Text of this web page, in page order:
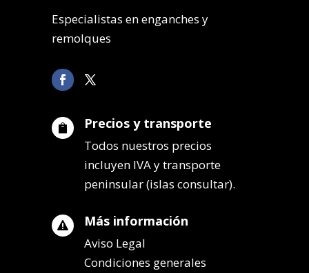
Especialistas en enganches y
remolques
 Precios y transporte
Todos nuestros precios
incluyen IVA y transporte
peninsular (islas consultar).
 Más información
Aviso Legal
Condiciones generales